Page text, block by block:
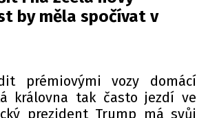
by měla spočívat v
prémiovými vozy domácí
královna tak často jezdí ve
prezident Trump má svůj